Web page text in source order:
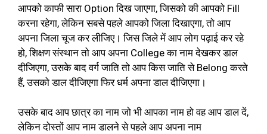
आपको काफी सारा Option दिख जाएगा, जिसको की आपको Fill
करना रहेगा, लेकिन सबसे पहले आपको जिला दिखाएगा, तो आप
अपना जिला चूज कर लीजिए। जिस जिले में आप लोग पढ़ाई कर रहे
हो, शिक्षण संस्थान तो आप अपना College का नाम देखकर डाल
दीजिएगा, उसके बाद वर्ग जाति तो आप किस जाति से Belong करते
हैं, उसको डाल दीजिएगा फिर धर्म अपना डाल दीजिएगा।
उसके बाद आप छात्र का नाम जो भी आपका नाम हो वह आप डाल दें,
लेकिन दोस्तों आप नाम डालने से पहले आप अपना नाम